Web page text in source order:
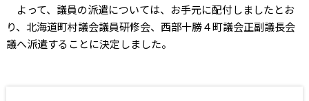
よって、議員の派遣については、お手元に配付しましたとお
り、北海道町村議会議員研修会、西部十勝４町議会正副議長会
議へ派遣することに決定しました。